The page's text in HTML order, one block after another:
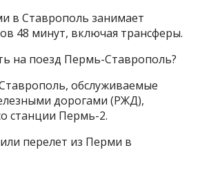
в Ставрополь занимает
48 минут, включая трансферы.
на поезд Пермь-Ставрополь?
обслуживаемые
дорогами (РЖД),
станции Пермь-2.
перелет из Перми в